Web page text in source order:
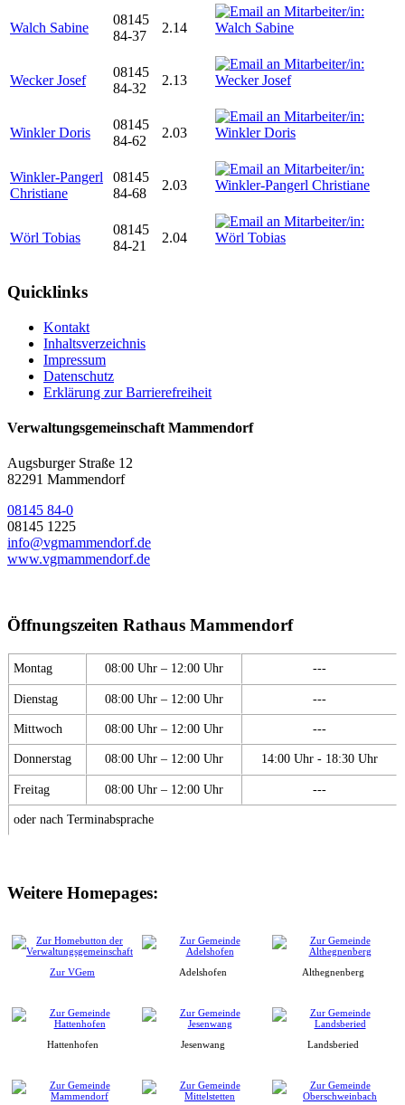
Walch Sabine
08145
84-37
2.14
Wecker Josef
08145
84-32
2.13
Winkler Doris
08145
84-62
2.03
Winkler-Pangerl
Christiane
08145
84-68
2.03
Wörl Tobias
08145
84-21
2.04
Quicklinks
Kontakt
Inhaltsverzeichnis
Impressum
Datenschutz
Erklärung zur Barrierefreiheit
Verwaltungsgemeinschaft Mammendorf
Augsburger Straße 12
82291 Mammendorf
08145 84-0
08145 1225
info@vgmammendorf.de
www.vgmammendorf.de
Öffnungszeiten Rathaus Mammendorf
Montag 08:00 Uhr – 12:00 Uhr ---
Dienstag 08:00 Uhr – 12:00 Uhr ---
Mittwoch 08:00 Uhr – 12:00 Uhr ---
Donnerstag 08:00 Uhr – 12:00 Uhr 14:00 Uhr - 18:30 Uhr
Freitag 08:00 Uhr – 12:00 Uhr ---
oder nach Terminabsprache
Weitere Homepages:
Zur VGem Adelshofen Althegnenberg
Hattenhofen Jesenwang Landsberied